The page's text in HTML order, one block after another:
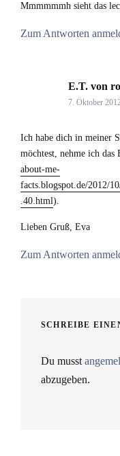
Mmmmmmh sieht das
Zum Antworten
E.T. von
7. Oktober
Ich habe dich in meiner
möchtest, nehme ich
about-me-
facts.blogspot.de/2012/
.40.html).
Lieben Gruß, Eva
Zum Antworten
SCHREIBE
Du musst
abzugeben.